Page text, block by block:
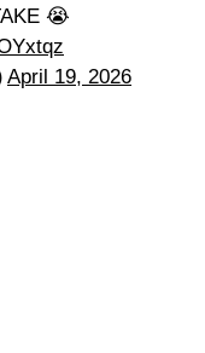
😭
April 19, 2026